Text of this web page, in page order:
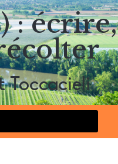
: écrire,
Toccacieli